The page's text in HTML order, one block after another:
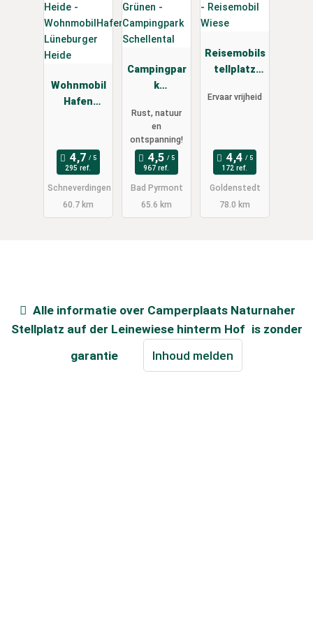
Wohnmobil
Hafen
295 ref.
Schneverdingen
60.7 km
Campingpar
k
Rust, natuur
en
ontspanning!
967 ref.
Bad Pyrmont
65.6 km
Reisemobils
tellplatz
gsee -
Ervaar vrijheid
172 ref.
Goldenstedt
78.0 km
Alle informatie over Camperplaats Naturnaher
Stellplatz auf der Leinewiese hinterm Hof is zonder
garantie
Inhoud melden